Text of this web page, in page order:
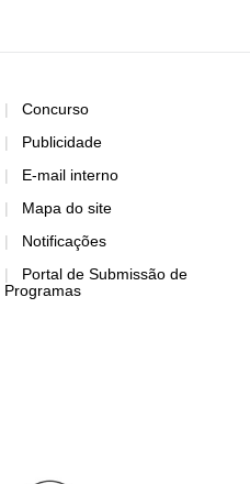
Concurso
Publicidade
E-mail interno
Mapa do site
Notificações
Portal de Submissão de
Programas